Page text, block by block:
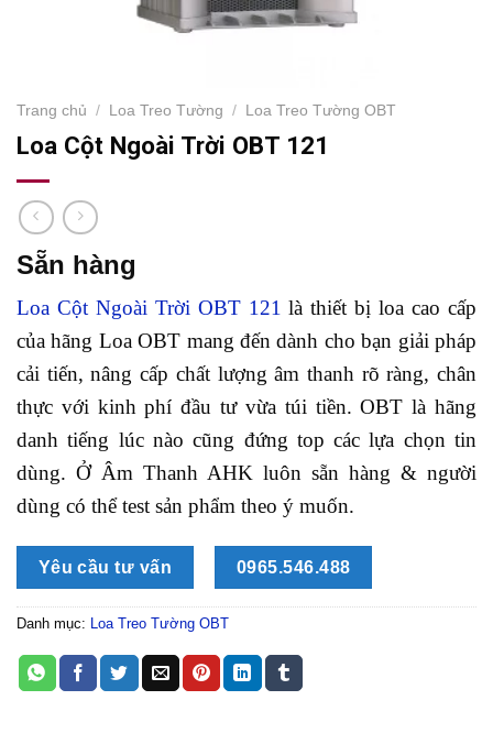
Trang chủ / Loa Treo Tường / Loa Treo Tường OBT
Loa Cột Ngoài Trời OBT 121
Sẵn hàng
Loa Cột Ngoài Trời OBT 121 là thiết bị loa cao cấp
của hãng Loa OBT mang đến dành cho bạn giải pháp
cải tiến, nâng cấp chất lượng âm thanh rõ ràng, chân
thực với kinh phí đầu tư vừa túi tiền. OBT là hãng
danh tiếng lúc nào cũng đứng top các lựa chọn tin
dùng. Ở Âm Thanh AHK luôn sẵn hàng & người
dùng có thể test sản phẩm theo ý muốn.
Yêu cầu tư vấn 0965.546.488
Danh mục: Loa Treo Tường OBT